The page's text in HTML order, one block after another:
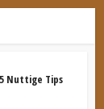
Nuttige Tips